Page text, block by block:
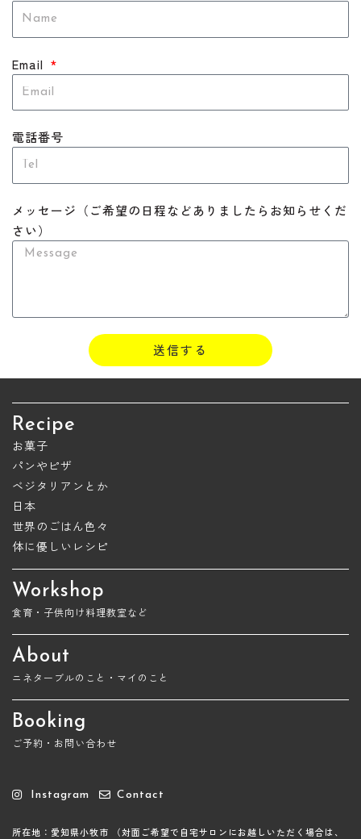
Email
電話番号
メッセージ（ご希望の日程などありましたらお知らせくだ
さい）
送信する
Recipe
お菓子
パンやピザ
ベジタリアンとか
日本
世界のごはん色々
体に優しいレシピ
Workshop
食育・子供向け料理教室など
About
ニネターブルのこと・マイのこと
Booking
ご予約・お問い合わせ
Instagram Contact
所在地：愛知県小牧市
（対面ご希望で自宅サロンにお越しいただく場合は、